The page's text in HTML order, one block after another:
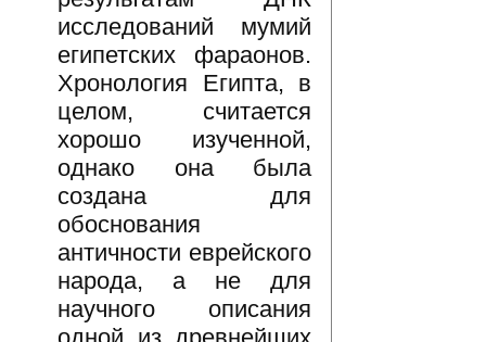
исследований мумий
египетских фараонов.
Хронология Египта, в
целом, считается
хорошо изученной,
однако она была
создана для
обоснования
античности еврейского
народа, а не для
научного описания